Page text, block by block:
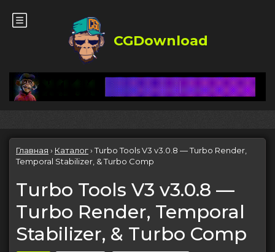
CGDownload
Главная › Каталог›Turbo Tools V3 v3.0.8 — Turbo Render,
Temporal Stabilizer, & Turbo Comp
Turbo Tools V3 v3.0.8 —
Turbo Render, Temporal
Stabilizer, & Turbo Comp